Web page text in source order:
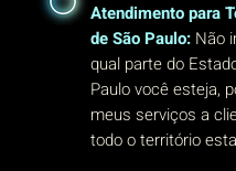
Atendimento para
de São Paulo: Não
qual parte do
Paulo você esteja,
meus serviços a
todo o território